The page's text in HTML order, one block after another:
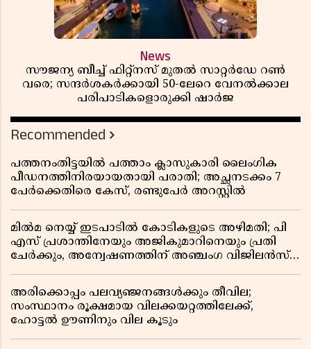
News
സൗജന്യ ബീച്ച് ഫിറ്റ്നസ് മുതൽ സാറ്റർഡേ റൺ
വരെ; സന്ദർശകർക്കായി 50-ലേറെ വേനൽക്കാല
പരിപാടികളൊരുക്കി ഷാർജ
Recommended
പത്തനംതിട്ടയിൽ പത്താം ക്ലാസുകാരി ലൈംഗിക
പീഡനത്തിനിരയായതായി പരാതി; അച്ഛനടക്കം 7
പേർക്കെതിരെ കേസ്, രണ്ടുപേർ അറസ്റ്റിൽ
മിൽമ നെയ്യ് ഇടപാടിൽ കോടികളുടെ അഴിമതി; പി
എസ് പ്രശാന്തിനേയും അജികുമാറിനെയും പ്രതി
ചേർക്കും, അന്വേഷണത്തിന് അഞ്ചംഗ വിജിലൻസ്
അരിക്കൊപ്പം പലവ്യഞ്ജനങ്ങൾക്കും തീവില;
സംസ്ഥാനം രൂക്ഷമായ വിലക്കയറ്റത്തിലേക്ക്,
ഹോട്ടൽ ഊണിനും വില കൂടും